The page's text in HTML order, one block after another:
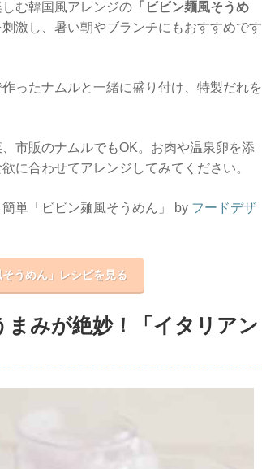
む韓国風アレンジの 「ビビン麺風そうめ
激し、暑い朝やブランチにもおすすめです
ったナムルと一緒に盛り付け、特製だれを
市販のナムルでもOK。お肉や温泉卵を添
に合わせてアレンジしてみてください。
単「ビビン麺風そうめん」 by フードデザ
そうめん」レシピを見る
まみが絶妙！「イタリアン